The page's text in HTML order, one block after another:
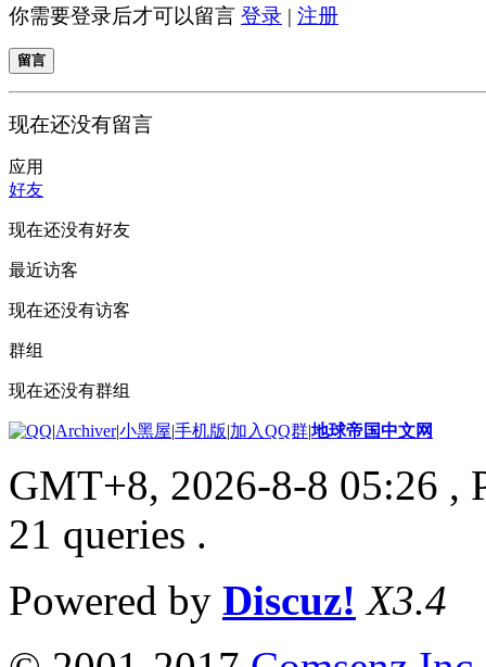
你需要登录后才可以留言 登录 | 注册
留言
现在还没有留言
应用
好友
现在还没有好友
最近访客
现在还没有访客
群组
现在还没有群组
|Archiver|小黑屋|手机版|加入QQ群|地球帝国中文网
GMT+8, 2026-8-8 05:26 ,
21 queries .
Powered by Discuz! X3.4